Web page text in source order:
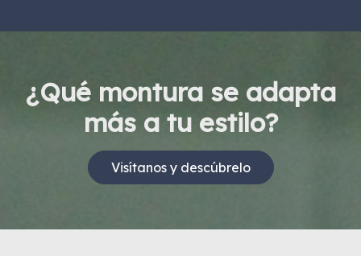
¿Qué montura se adapta
más a tu estilo?
Visítanos y descúbrelo